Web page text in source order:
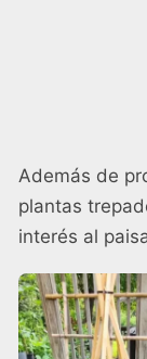
Además de
plantas
interés al